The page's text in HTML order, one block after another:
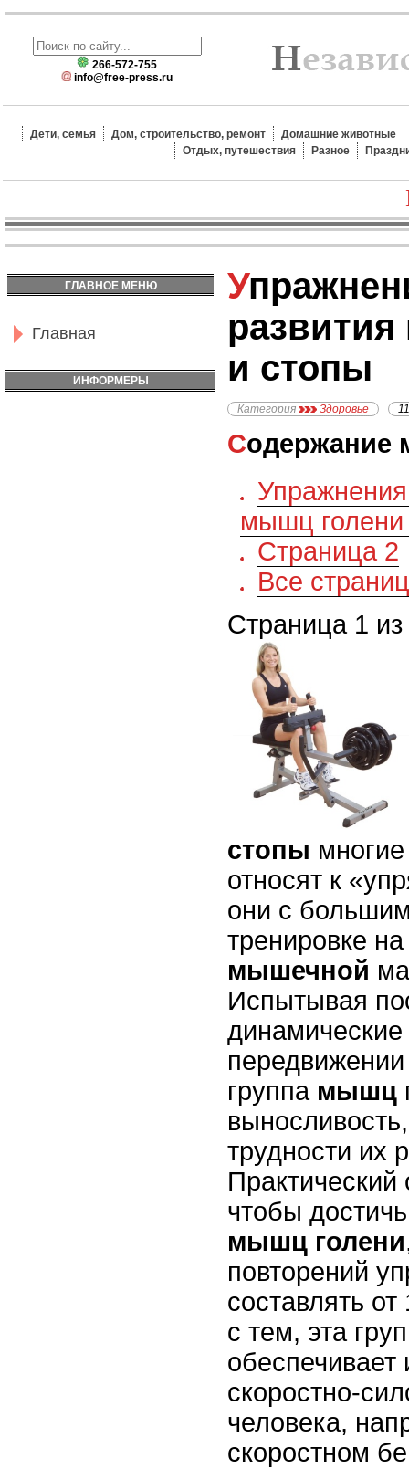
266-572-755
info@free-press.ru
Дети, семья Дом, строительство, ремонт
Домашние животные
Отдых, путешествия
Разное
ГЛАВНОЕ МЕНЮ
Главная
ИНФОРМЕРЫ
Упражнения для
и стопы
Категория Здоровье
Содержание
мышц голени
Страница 2
Все
Страница 1 из
стопы
относят к
они с
тренировке
мышечной
Испытывая
динамические
группа мышц
трудности их
чтобы
мышц голени
повторений
составлять
с тем, эта
скоростно-
человека,
скоростном